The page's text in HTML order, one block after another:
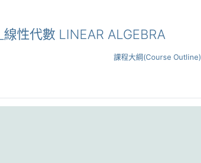
性代數 LINEAR ALGEBRA
課程大綱(Course Outline)